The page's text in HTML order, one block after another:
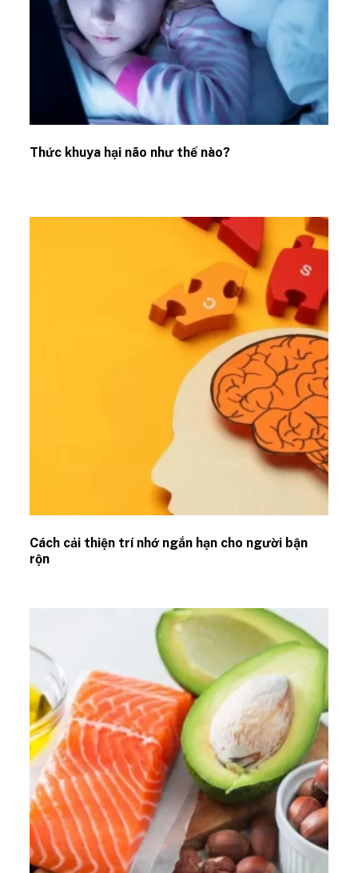
Thức khuya hại não như thế nào?
Cách cải thiện trí nhớ ngắn hạn cho người bận
rộn